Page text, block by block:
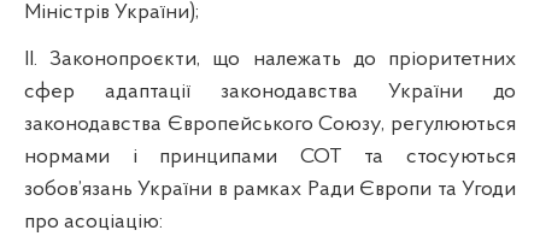
Міністрів України);
ІІ. Законопроєкти, що належать до пріоритетних
сфер адаптації законодавства України до
законодавства Європейського Союзу, регулюються
нормами і принципами СОТ та стосуються
зобов’язань України в рамках Ради Європи та Угоди
про асоціацію: